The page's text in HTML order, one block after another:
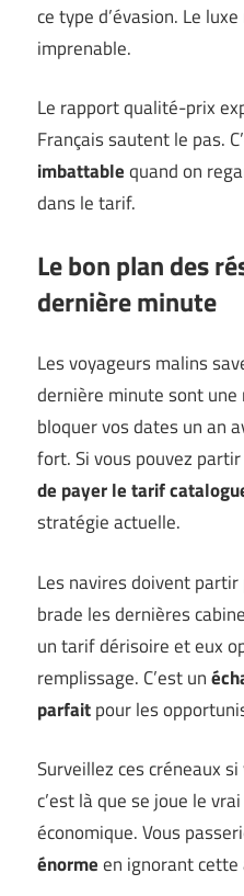
ce type d’évasion. Le
imprenable.
Le rapport qualité-prix
Français sautent le pas.
imbattablequand on
dans le tarif.
Le bon plan des
dernière minute
Les voyageurs malins
dernière minute sont une
bloquer vos dates un an
fort. Si vous pouvez
de payer le tarif
stratégie actuelle.
Les navires doivent
brade les dernières
un tarif dérisoire et eux
remplissage. C’est un
parfaitpour les
Surveillez ces créneaux
c’est là que se joue le
économique. Vous
énormeen ignorant cette